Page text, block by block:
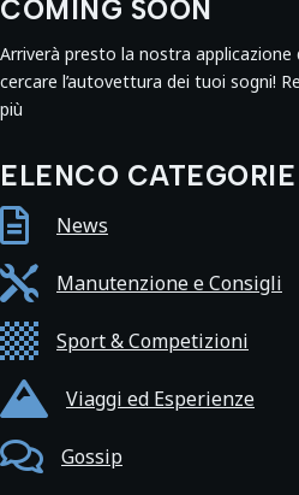
COMING SOON
Arriverà presto la nostra
cercare l’autovettura dei tuoi sogni!
più
ELENCO CATEGORIE
 News
 Manutenzione e Consigli
 Sport & Competizioni
 Viaggi ed Esperienze
 Gossip